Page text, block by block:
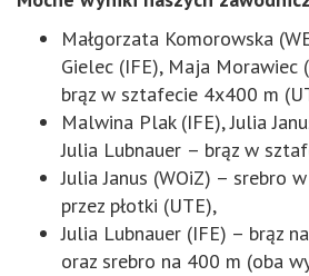
Małgorzata Komorowska
Gielec (IFE), Maja Morawiec
brąz w sztafecie 4x400 m
Malwina Plak (IFE), Julia
Julia Lubnauer – brąz w
Julia Janus (WOiZ) – srebro
przez płotki (UTE),
Julia Lubnauer (IFE) – brąz
oraz srebro na 400 m (oba